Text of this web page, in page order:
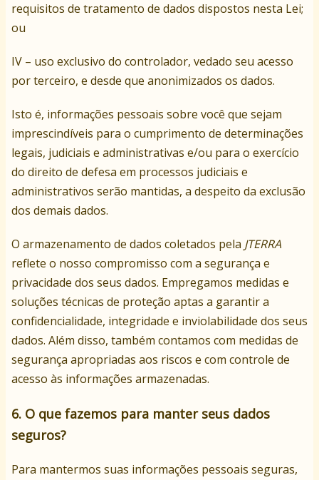
requisitos de tratamento de dados dispostos nesta Lei;
ou
IV – uso exclusivo do controlador, vedado seu acesso
por terceiro, e desde que anonimizados os dados.
Isto é, informações pessoais sobre você que sejam
imprescindíveis para o cumprimento de determinações
legais, judiciais e administrativas e/ou para o exercício
do direito de defesa em processos judiciais e
administrativos serão mantidas, a despeito da exclusão
dos demais dados.
O armazenamento de dados coletados pela JTERRA
reflete o nosso compromisso com a segurança e
privacidade dos seus dados. Empregamos medidas e
soluções técnicas de proteção aptas a garantir a
confidencialidade, integridade e inviolabilidade dos seus
dados. Além disso, também contamos com medidas de
segurança apropriadas aos riscos e com controle de
acesso às informações armazenadas.
6. O que fazemos para manter seus dados
seguros?
Para mantermos suas informações pessoais seguras,